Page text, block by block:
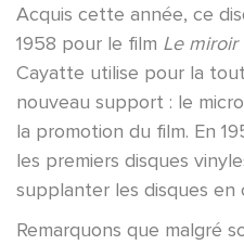
Acquis cette année, ce
1958 pour le film Le miroir
Cayatte utilise pour la
nouveau support : le
la promotion du film. En
les premiers disques
supplanter les disques en
Remarquons que malgré